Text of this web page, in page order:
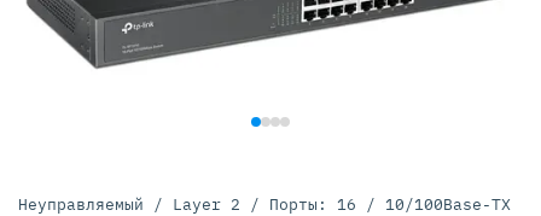
Неуправляемый / Layer 2 / Порты: 16 / 10/100Base-TX